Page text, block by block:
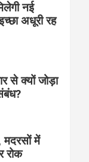
नई
अधूरी रह
से क्यों जोड़ा
मदरसों में
रोक